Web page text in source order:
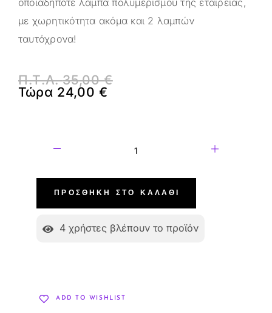
οποιαδήποτε λάμπα πολυμερισμού της εταιρείας,
με χωρητικότητα ακόμα και 2 λαμπών
ταυτόχρονα!
Π.Τ.Λ.35,00€
Τώρα 24,00 €
ΠΡΟΣΘΉΚΗ ΣΤΟ ΚΑΛΆΘΙ
4 χρήστες βλέπουν το προϊόν
ADD TO WISHLIST